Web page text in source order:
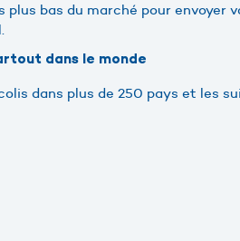
bas du marché pour envoyer
dans le monde
dans plus de 250 pays et les